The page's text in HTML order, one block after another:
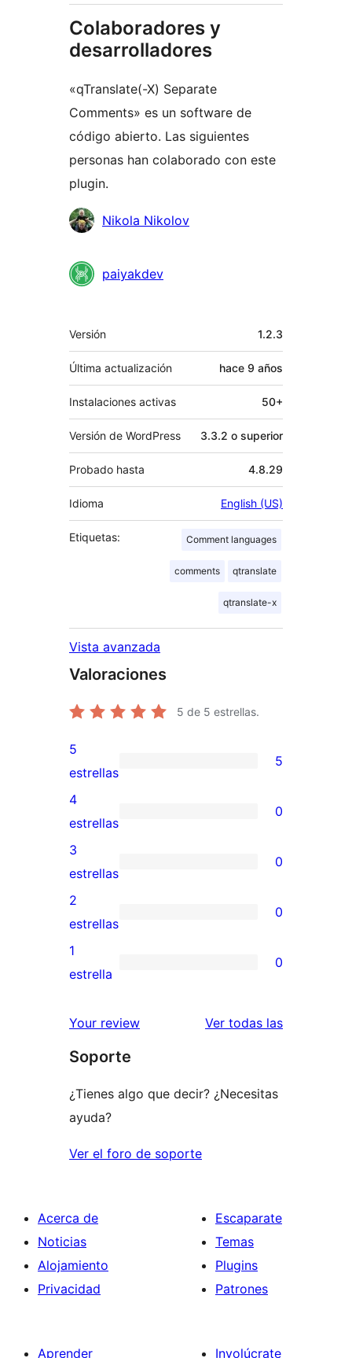
Colaboradores y
desarrolladores
«qTranslate(-X) Separate
Comments» es un software de
código abierto. Las siguientes
personas han colaborado con este
plugin.
Colaboradores
Nikola Nikolov
paiyakdev
Meta
Versión 1.2.3
Última actualización hace 9 años
Instalaciones activas 50+
Versión de WordPress 3.3.2 o superior
Probado hasta 4.8.29
Idioma English (US)
Etiquetas: Comment languages
comments qtranslate
qtranslate-x
Vista avanzada
Valoraciones
5 de 5 estrellas.
5
valoraciones
de
5
estrellas
5
estrellas
5
0
valoraciones
de
4
estrellas
4
estrellas
0
0
valoraciones
de
3
estrellas
3
estrellas
0
0
valoraciones
de
estrellas
2
estrellas
0
0
de
estrellas
1
estrella
0
Your review Ver todas las
Soporte
¿Tienes algo que decir? ¿Necesitas
ayuda?
Ver el foro de soporte
Acerca de
Noticias
Alojamiento
Privacidad
Escaparate
Temas
Plugins
Patrones
Aprender
Involúcrate